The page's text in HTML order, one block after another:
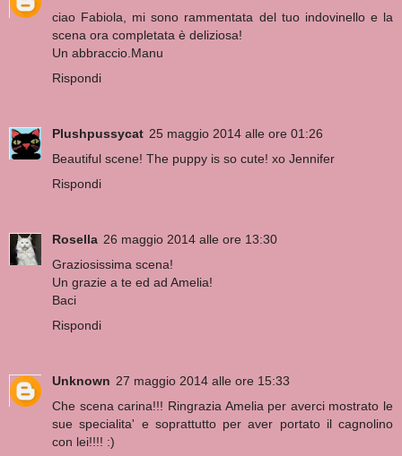
ciao Fabiola, mi sono rammentata del tuo indovinello e la
scena ora completata è deliziosa!
Un abbraccio.Manu
Rispondi
Plushpussycat 25 maggio 2014 alle ore 01:26
Beautiful scene! The puppy is so cute! xo Jennifer
Rispondi
Rosella 26 maggio 2014 alle ore 13:30
Graziosissima scena!
Un grazie a te ed ad Amelia!
Baci
Rispondi
Unknown 27 maggio 2014 alle ore 15:33
Che scena carina!!! Ringrazia Amelia per averci mostrato le
sue specialita' e soprattutto per aver portato il cagnolino
con lei!!!! :)